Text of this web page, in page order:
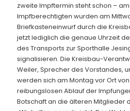
zweite Impftermin steht schon – am
Impfberechtigten wurden am
Briefkasteneinwurf durch die
jetzt lediglich die genaue Uhrzeit
des Transports zur Sporthalle
signalisieren. Die Kreisbau-
Weiler, Sprecher des Vorstandes,
werden sich am Montag vor Ort
reibungslosen Ablauf der
Botschaft an die älteren Mitglieder